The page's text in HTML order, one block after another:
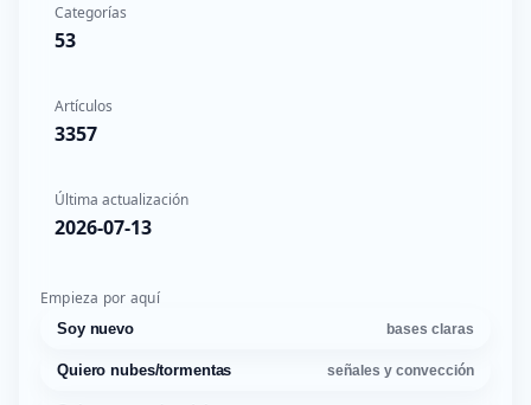
Categorías
53
Artículos
3357
Última actualización
2026-07-13
Empieza por aquí
Soy nuevo bases claras
Quiero nubes/tormentas señales y convección